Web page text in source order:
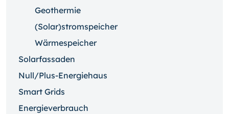
Geothermie
(Solar)stromspeicher
Wärmespeicher
Solarfassaden
Null/Plus-Energiehaus
Smart Grids
Energieverbrauch